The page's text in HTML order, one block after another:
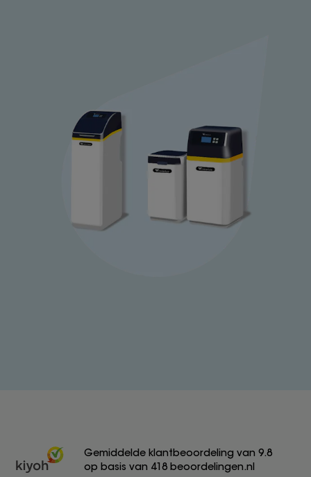
Gemiddelde klantbeoordeling van 9.8
op basis van 418 beoordelingen.nl